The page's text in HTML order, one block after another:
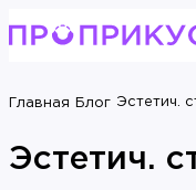
Главная Блог Эстетич.
Эстетич.